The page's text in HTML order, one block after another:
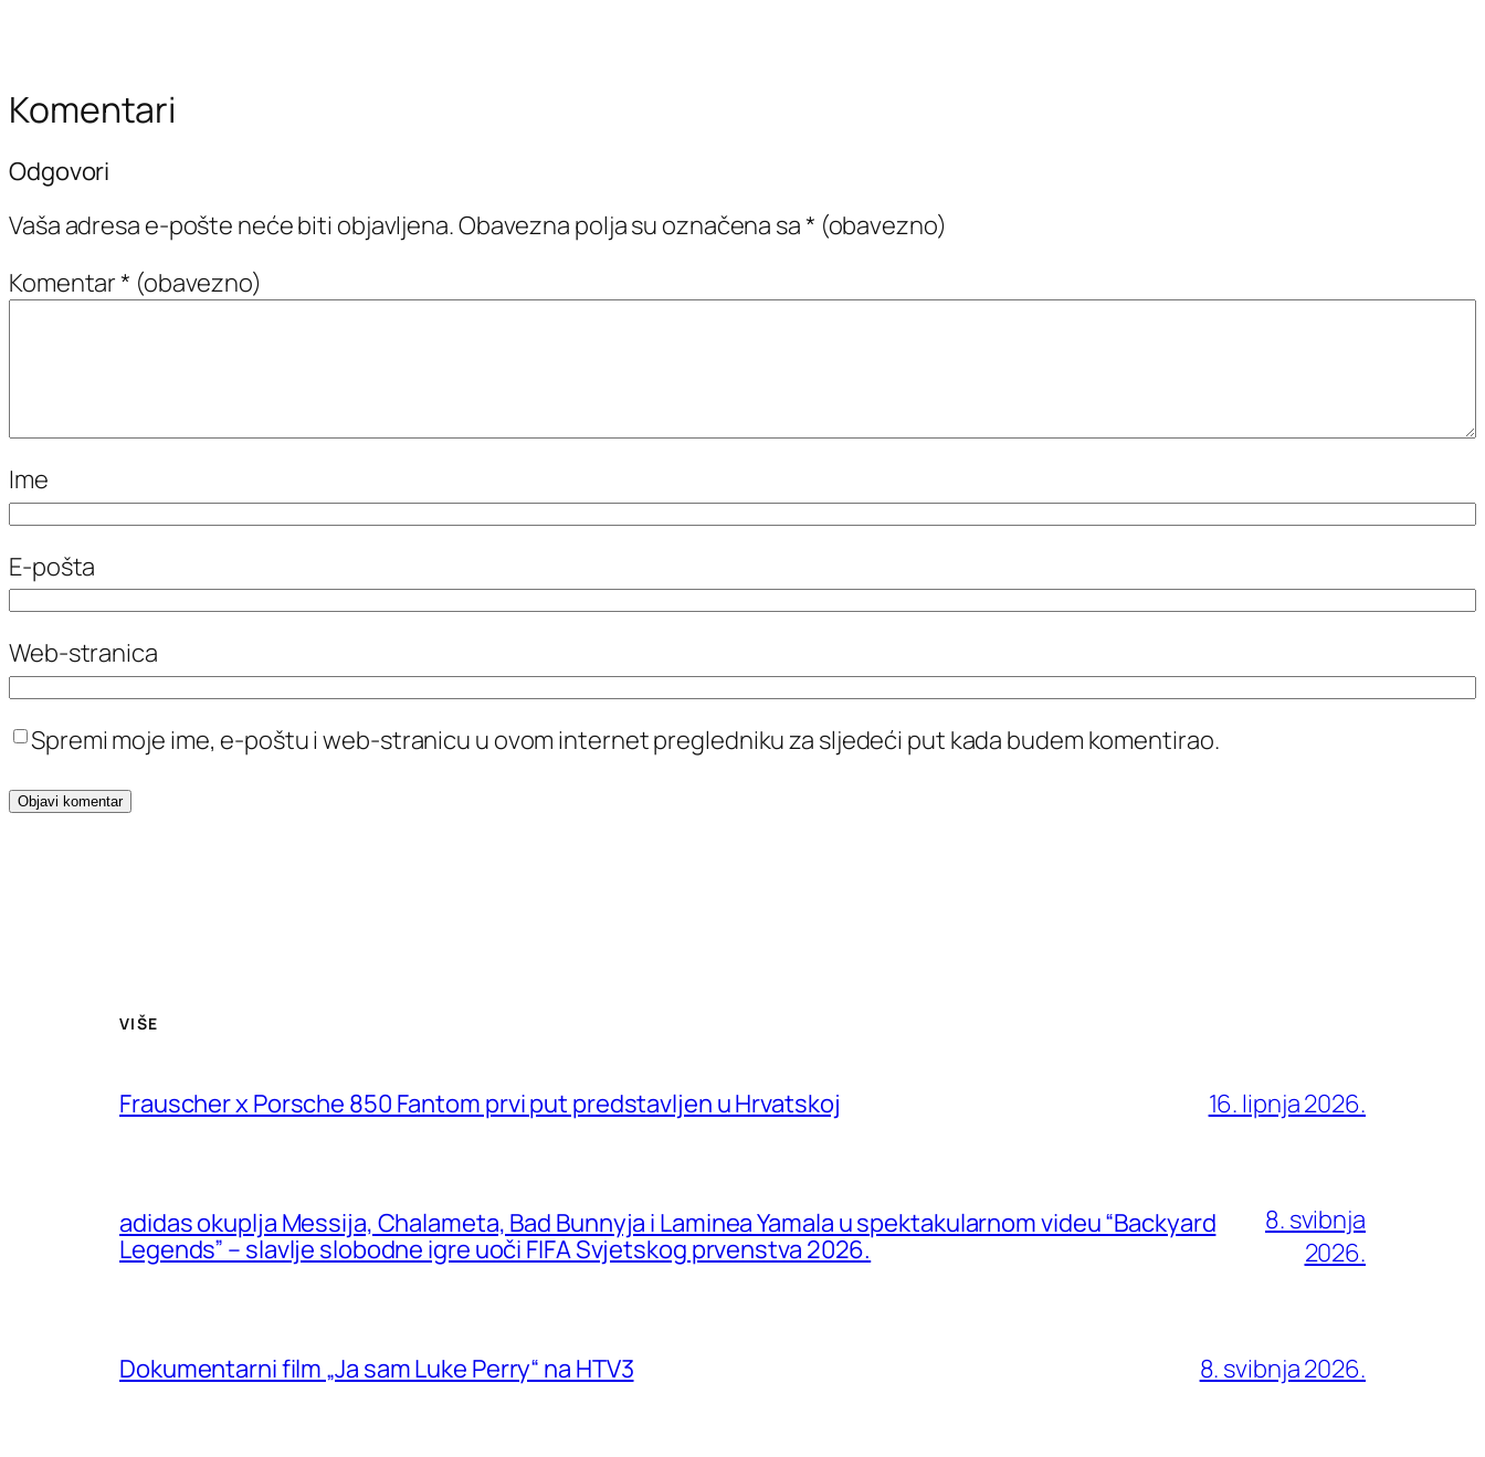
Komentari
Odgovori
Vaša adresa e-pošte neće biti objavljena.Obavezna polja su označena sa* (obavezno)
Komentar* (obavezno)
Ime
E-pošta
Web-stranica
Spremi moje ime, e-poštu i web-stranicu u ovom internet pregledniku za sljedeći put kada budem komentirao.
VIŠE
Frauscher x Porsche 850 Fantom prvi put predstavljen u Hrvatskoj 16. lipnja 2026.
adidas okuplja Messija, Chalameta, Bad Bunnyja i Laminea Yamala u spektakularnom videu “Backyard
Legends” – slavlje slobodne igre uoči FIFA Svjetskog prvenstva 2026.
8. svibnja
2026.
Dokumentarni film „Ja sam Luke Perry“ na HTV3 8. svibnja 2026.